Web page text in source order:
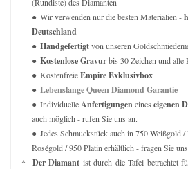
Wir verwenden nur die besten Materialien -
Deutschland
Handgefertigtvon unseren
Kostenlose Gravurbis 30 Zeichen und alle
KostenfreieEmpire Exklusivbox
Lebenslange Queen Diamond Garantie
IndividuelleAnfertigungeneines eigenen
auch möglich - rufen Sie uns an.
Jedes Schmuckstück auch in 750 Weißgold
Roségold / 950 Platin erhältlich - fragen Sie
* Der Diamant ist durch die Tafel betrachtet